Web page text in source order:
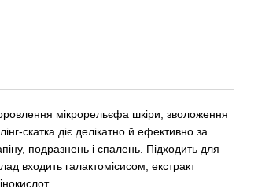
мікрорельєфа шкіри, зволоження
скатка діє делікатно й ефективно за
подразнень і спалень. Підходить для
входить галактомісисом, екстракт